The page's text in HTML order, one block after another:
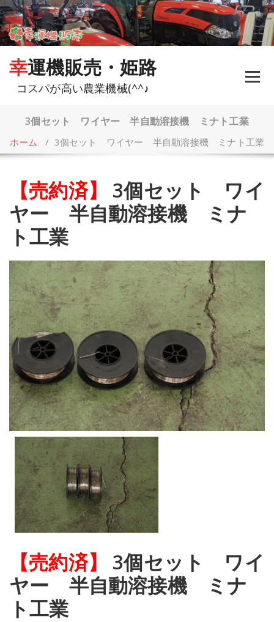
コ
ン
テ
ン
幸運機販売・姫路
コスパが高い農業機械(^^♪
3個セット ワイヤー 半自動溶接機 ミナト工業
ホーム / 3個セット ワイヤー 半自動溶接機 ミナト工業
【売約済】
3個セット ワイ
ヤー 半自動溶接機 ミナ
ト工業
【売約済】
3個セット ワイ
ヤー 半自動溶接機 ミナ
ト工業